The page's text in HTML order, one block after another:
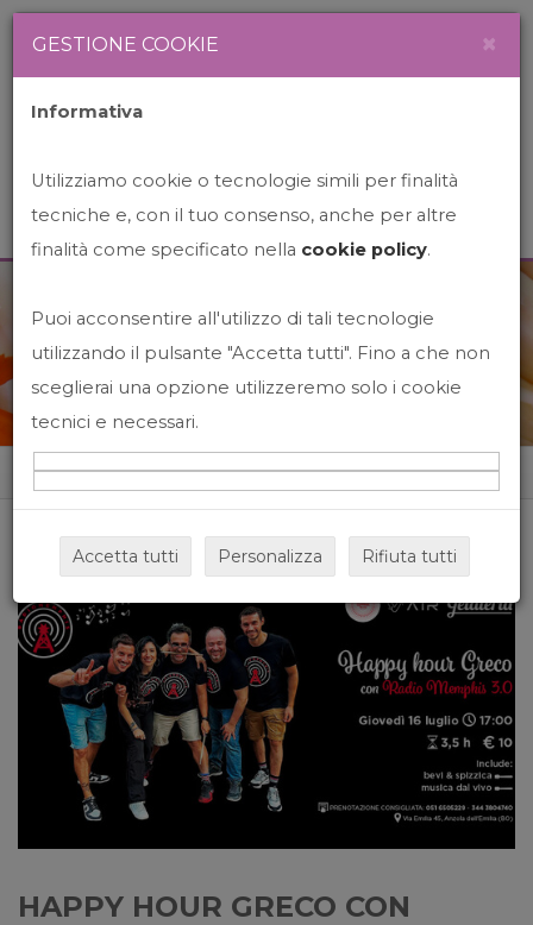
News&Events
Home News&events
HAPPY HOUR GRECO CON
GESTIONE COOKIE ×
Informativa
Utilizziamo cookie o tecnologie simili per finalità
tecniche e, con il tuo consenso, anche per altre
finalità come specificato nella cookie policy.
Puoi acconsentire all'utilizzo di tali tecnologie
utilizzando il pulsante "Accetta tutti". Fino a che non
sceglierai una opzione utilizzeremo solo i cookie
tecnici e necessari.
Accetta tutti Personalizza Rifiuta tutti